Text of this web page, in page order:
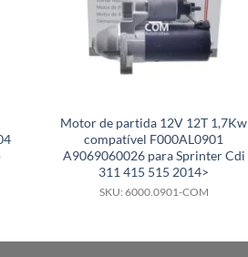
Motor de partida 12V 12T 1,7Kw
compatível F000AL0901
A9069060026 para Sprinter Cdi
311 415 515 2014>
SKU: 6000.0901-COM